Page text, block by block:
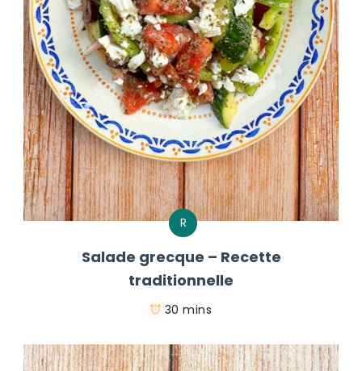
R
Salade grecque – Recette
traditionnelle
30 mins